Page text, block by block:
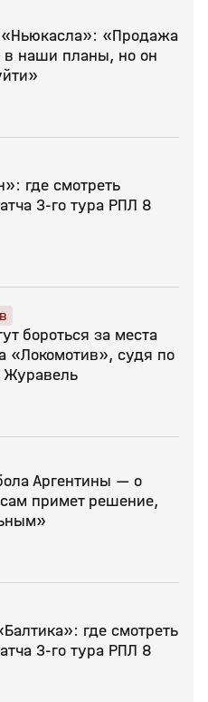
«Продажа
в наши планы, но он
где смотреть
3‑го тура РПЛ 8
бороться за места
«Локомотив», судя по
Журавель
Аргентины — о
примет решение,
где смотреть
3‑го тура РПЛ 8